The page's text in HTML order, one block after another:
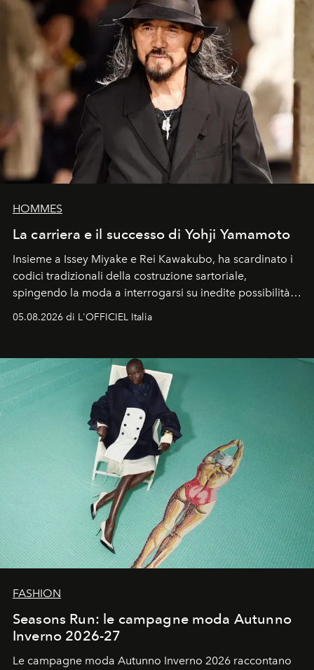
HOMMES
La carriera e il successo di Yohji Yamamoto
Insieme a Issey Miyake e Rei Kawakubo, ha scardinato i
codici tradizionali della costruzione sartoriale,
spingendo la moda a interrogarsi su inedite possibilità
formali e a ridefinire il concetto stesso di silhouette.
un’impronta indelebile nella storia della moda.
05.08.2026 di L'OFFICIEL Italia
FASHION
Seasons Run: le campagne moda Autunno
Inverno 2026-27
Le campagne moda Autunno Inverno 2026 raccontano